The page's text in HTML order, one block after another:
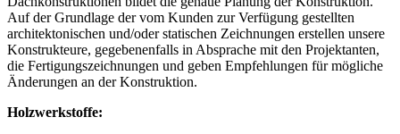
Auf der Grundlage der vom Kunden zur Verfügung gestellten
architektonischen und/oder statischen Zeichnungen erstellen unsere
Konstrukteure, gegebenenfalls in Absprache mit den Projektanten,
die Fertigungszeichnungen und geben Empfehlungen für mögliche
Änderungen an der Konstruktion.
Holzwerkstoffe: